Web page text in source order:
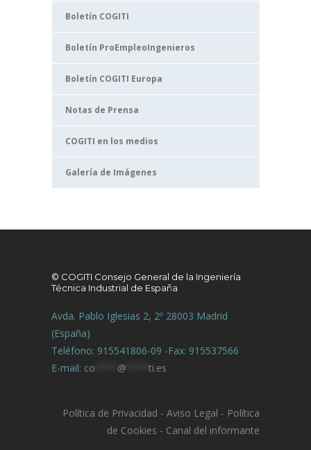
Boletín COGITI
Boletín ProEmpleoIngenieros
Boletín COGITI Europa
Notas de Prensa
COGITI en los medios
Galería de Imágenes
© COGITI Consejo General de la Ingeniería
Técnica Industrial de España
Avda. Pablo Iglesias 2, 2º 28003 Madrid
(España)
Teléfono: 915541806-09 -Fax: 915537566
E-mail: co @ ti.es
Política de Privacidad - Aviso Legal - Política
de Cookies - Canal del informante